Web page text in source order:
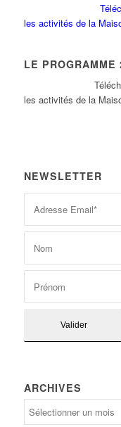
les activités de la
LE PROGRAMME
Tél
les activités de la
NEWSLETTER
ARCHIVES